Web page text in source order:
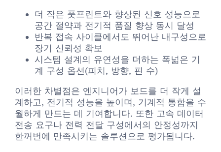
더 작은 풋프린트와 향상된 신호 성능으로
공간 절약과 전기적 품질 향상 동시 달성
반복 접속 사이클에서도 뛰어난 내구성으로
장기 신뢰성 확보
시스템 설계의 유연성을 더하는 폭넓은 기
계 구성 옵션(피치, 방향, 핀 수)
이러한 차별점은 엔지니어가 보드를 더 작게 설
계하고, 전기적 성능을 높이며, 기계적 통합을 수
월하게 만드는 데 기여합니다. 또한 고속 데이터
전송 요구나 전력 전달 구성에서의 안정성까지
한꺼번에 만족시키는 솔루션으로 평가됩니다.